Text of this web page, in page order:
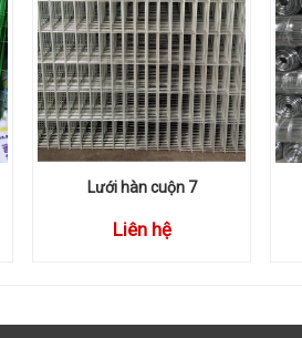
Lưới hàn cuộn 7
Liên hệ